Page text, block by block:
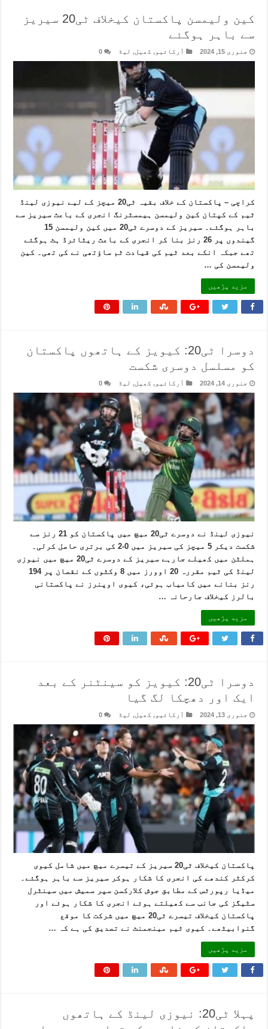
کین ولیمسن پاکستان کیخلاف ٹی20 سیریز
سے باہر ہوگئے
جنوری 15, 2024 آرکائیو, کھیل, لیڈ 0
کراچی – پاکستان کے خلاف بقیہ ٹی20 میچز کے لیے نیوزی لینڈ
ٹیم کے کپتان کین ولیمسن ہیمسٹرنگ انجری کے باعث سیریز سے
باہر ہوگئے۔ سیریز کے دوسرے ٹی20 میں کین ولیمسن 15
گیندوں پر 26 رنز بنا کر انجری کے باعث ریٹائرڈ ہٹ ہوگئے
تھے جبکہ انکے بعد ٹیم کی قیادت ٹم ساؤتھی نے کی تھی۔ کین
ولیمسن کی …
مزید پڑھیں
دوسرا ٹی20: کیویز کے ہاتھوں پاکستان
کو مسلسل دوسری شکست
جنوری 14, 2024 آرکائیو, کھیل, لیڈ 0
نیوزی لینڈ نے دوسرے ٹی20 میچ میں پاکستان کو 21 رنز سے
شکست دیکر 5 میچز کی سیریز میں 0-2 کی برتری حاصل کرلی۔
ہملٹن میں کھیلے جارہے سیریز کے دوسرے ٹی20 میچ میں نیوزی
لینڈ کی ٹیم مقررہ 20 اوورز میں 8 وکٹوں کے نقصان پر 194
رنز بنانے میں کامیاب ہوئی، کیوی اوپنرز نے پاکستانی
بالرز کیخلاف جارحانہ …
مزید پڑھیں
دوسرا ٹی20: کیویز کو سینٹنر کے بعد
ایک اور دھچکا لگ گیا
جنوری 13, 2024 آرکائیو, کھیل, لیڈ 0
پاکستان کیخلاف ٹی20 سیریز کے تیسرے میچ میں شامل کیوی
کرکٹر کندھے کی انجری کا شکار ہوکر سیریز سے باہر ہوگئے۔
میڈیا رپورٹس کے مطابق جوش کلارکسن سپر سمیش میں سینٹرل
سٹیگز کی جانب سے کھیلتے ہوئے انجری کا شکار ہوئے اور
پاکستان کیخلاف تیسرے ٹی20 میچ میں شرکت کا موقع
گنوابیٹھے۔ کیوی ٹیم مینجمنٹ نے تصدیق کی ہے کہ …
مزید پڑھیں
پہلا ٹی20: نیوزی لینڈ کے ہاتھوں